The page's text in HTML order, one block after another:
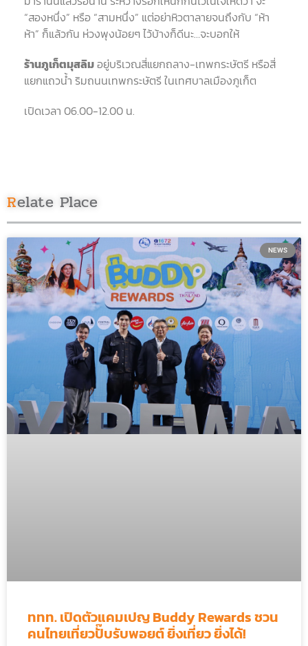
“สองหนึ่ง” หรือ “สามหนึ่ง” แต่อย่าหิวตาลายจนถึงกับ “ห้า
ห้า” ก็แล้วกัน ห่วงพุงน้อยๆ ไว้บ้างก็ดีนะ…จะบอกให้
ร้านภูเก็ตมุสลิมอยู่บริเวณสี่แยกถลาง-เทพกระษัตรี หรือสี่
แยกแถวน้ำ ริมถนนเทพกระษัตรี ในเทศบาลเมืองภูเก็ต
เปิดเวลา 06.00-12.00 น.
Relate Place
NEWS
ททท. เปิดตัวแคมเปญ Buddy Rewards ชวน
คนไทยเที่ยวปั๊บรับพอยต์ ยิ่งเที่ยว ยิ่งได้!